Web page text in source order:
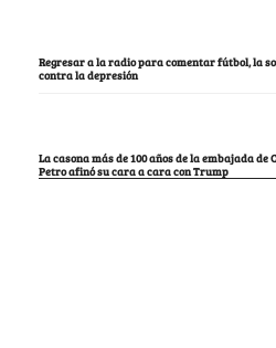
Regresar a la radio para comentar fútbol, la
contra la depresión
La casona más de 100 años de la embajada de
Petro afinó su cara a cara con Trump